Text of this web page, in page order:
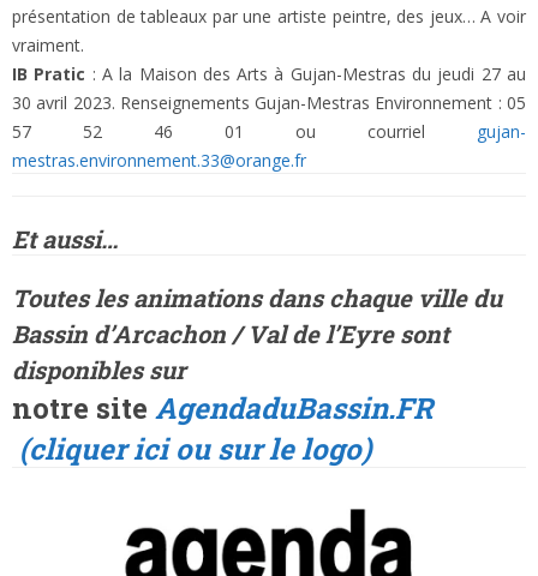
présentation de tableaux par une artiste peintre, des jeux… A voir
vraiment.
IB Pratic : A la Maison des Arts à Gujan-Mestras du jeudi 27 au
30 avril 2023. Renseignements Gujan-Mestras Environnement : 05
57 52 46 01 ou courriel gujan-
mestras.environnement.33@orange.fr
Et aussi…
Toutes les animations danschaque villedu
Bassin d’Arcachon / Val de l’Eyre sont
disponibles sur
notre site AgendaduBassin.FR
(cliquer ici ou sur le logo)